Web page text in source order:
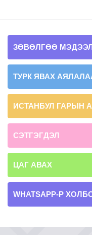
ЗӨВӨЛГӨӨ
ТУРК ЯВАХ
ИСТАНБУЛ ГАРЫН
СЭТГЭГДЭЛ
ЦАГ АВАХ
WHATSAPP-Р